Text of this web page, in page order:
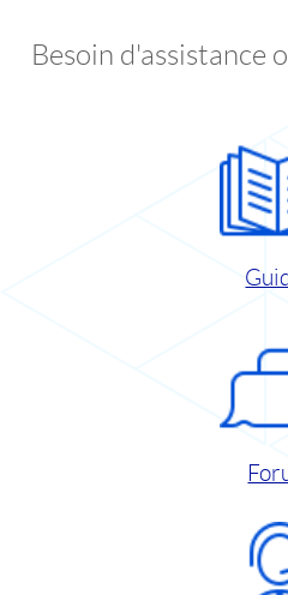
Besoin d'assistance